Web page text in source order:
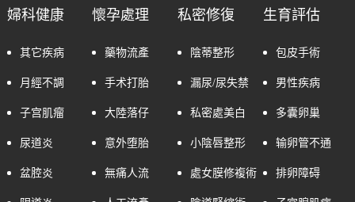
婦科健康
其它疾病
月經不調
子宫肌瘤
尿道炎
盆腔炎
懷孕處理
藥物流產
手术打胎
大陸落仔
意外堕胎
無痛人流
私密修復
陰蒂整形
漏尿/尿失禁
私密處美白
小陰唇整形
處女膜修複術
生育評估
包皮手術
男性疾病
多囊卵巢
输卵管不通
排卵障碍